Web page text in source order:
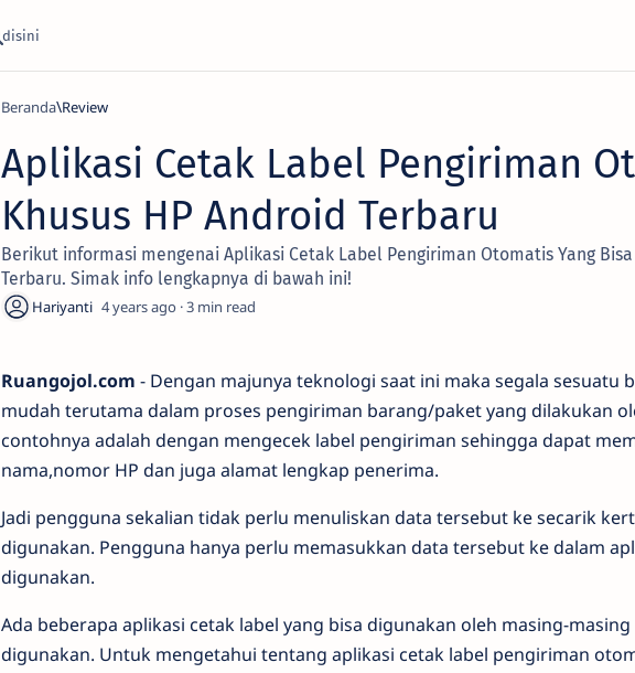
Beranda Review
Aplikasi Cetak Label Pengiriman
Khusus HP Android Terbaru
Berikut informasi mengenai Aplikasi Cetak Label Pengiriman Otomatis Yang
Terbaru. Simak info lengkapnya di bawah ini!
4 years ago 3
Ruangojol.com - Dengan majunya teknologi saat ini maka segala sesuatu
mudah terutama dalam proses pengiriman barang/paket yang dilakukan
contohnya adalah dengan mengecek label pengiriman sehingga dapat
nama,nomor HP dan juga alamat lengkap penerima.
Jadi pengguna sekalian tidak perlu menuliskan data tersebut ke secarik
digunakan. Pengguna hanya perlu memasukkan data tersebut ke dalam
digunakan.
Ada beberapa aplikasi cetak label yang bisa digunakan oleh masing-
digunakan. Untuk mengetahui tentang aplikasi cetak label pengiriman